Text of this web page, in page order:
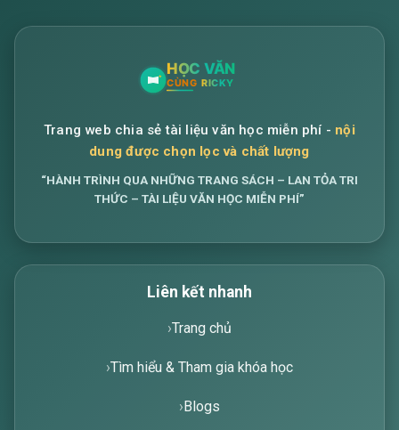
Trang web chia sẻ tài liệu văn học miễn phí - nội
dung được chọn lọc và chất lượng
“HÀNH TRÌNH QUA NHỮNG TRANG SÁCH – LAN TỎA TRI
THỨC – TÀI LIỆU VĂN HỌC MIỄN PHÍ”
Liên kết nhanh
Trang chủ
Tìm hiểu & Tham gia khóa học
Blogs